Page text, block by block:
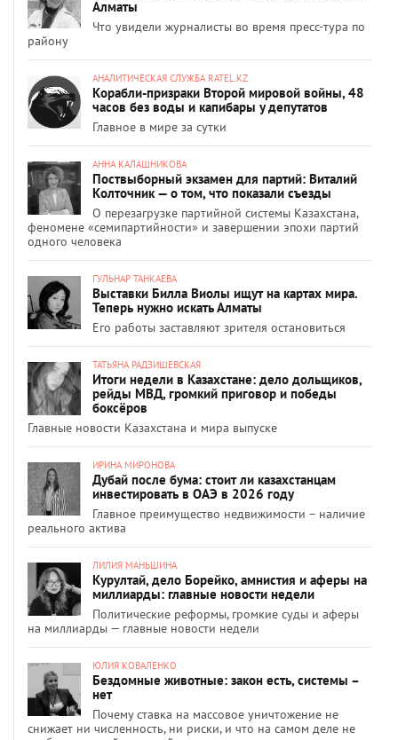
Алматы
Что увидели журналисты во время пресс-тура по
району
АНАЛИТИЧЕСКАЯ СЛУЖБА RATEL.KZ
Корабли-призраки Второй мировой войны, 48
часов без воды и капибары у депутатов
Главное в мире за сутки
АННА КАЛАШНИКОВА
Поствыборный экзамен для партий: Виталий
Колточник — о том, что показали съезды
О перезагрузке партийной системы Казахстана,
феномене «семипартийности» и завершении эпохи партий
одного человека
ГУЛЬНАР ТАНКАЕВА
Выставки Билла Виолы ищут на картах мира.
Теперь нужно искать Алматы
Его работы заставляют зрителя остановиться
ТАТЬЯНА РАДЗИШЕВСКАЯ
Итоги недели в Казахстане: дело дольщиков,
рейды МВД, громкий приговор и победы
боксёров
Главные новости Казахстана и мира выпуске
ИРИНА МИРОНОВА
Дубай после бума: стоит ли казахстанцам
инвестировать в ОАЭ в 2026 году
Главное преимущество недвижимости – наличие
реального актива
ЛИЛИЯ МАНЬШИНА
Курултай, дело Борейко, амнистия и аферы на
миллиарды: главные новости недели
Политические реформы, громкие суды и аферы
на миллиарды — главные новости недели
ЮЛИЯ КОВАЛЕНКО
Бездомные животные: закон есть, системы –
нет
Почему ставка на массовое уничтожение не
снижает ни численность, ни риски, и что на самом деле не